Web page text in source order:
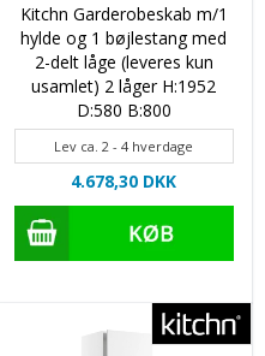
Kitchn Garderobeskab m/1
hylde og 1 bøjlestang med
2-delt låge (leveres kun
usamlet) 2 låger H:1952
D:580 B:800
Lev ca. 2 - 4 hverdage
4.678,30 DKK